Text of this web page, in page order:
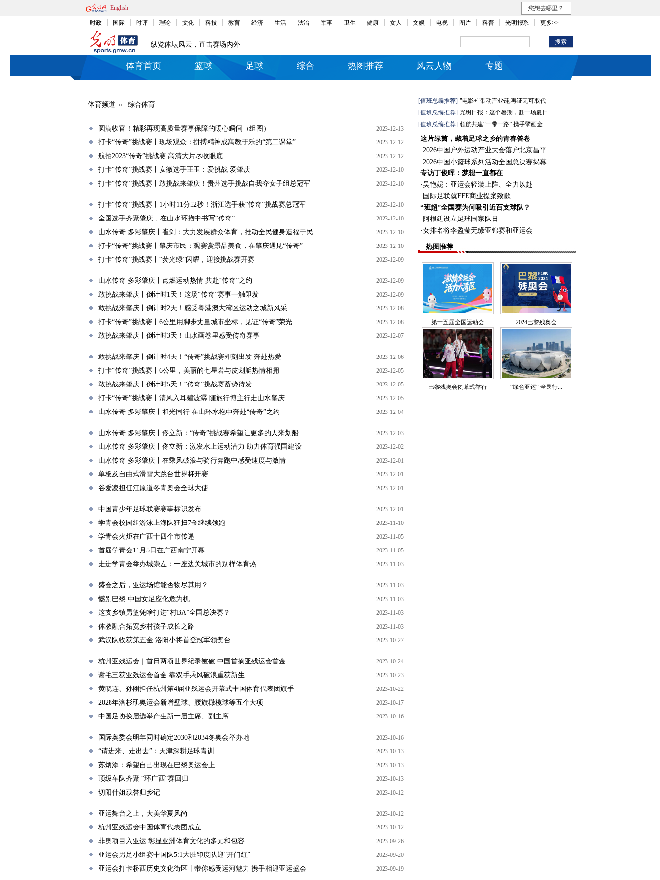
English 您想去哪里？
时政 国际 时评 理论 文化 科技 教育 经济 生活 法治 军事 卫生 健康 女人 文娱 电视 图片 科普 光明报系 更多>>
纵览体坛风云，直击赛场内外
体育首页 篮球 足球 综合 热图推荐 风云人物 专题
体育频道 » 综合体育
圆满收官！精彩再现高质量赛事保障的暖心瞬间（组图） 2023-12-13
打卡“传奇”挑战赛丨现场观众：拼搏精神成寓教于乐的“第二课堂” 2023-12-12
航拍2023“传奇”挑战赛 高清大片尽收眼底 2023-12-12
打卡“传奇”挑战赛丨安徽选手王玉：爱挑战 爱肇庆 2023-12-10
打卡“传奇”挑战赛丨敢挑战来肇庆！贵州选手挑战自我夺女子组总冠军 2023-12-10
打卡“传奇”挑战赛丨1小时11分52秒！浙江选手获“传奇”挑战赛总冠军 2023-12-10
全国选手齐聚肇庆，在山水环抱中书写“传奇” 2023-12-10
山水传奇 多彩肇庆丨崔剑：大力发展群众体育，推动全民健身造福于民 2023-12-10
打卡“传奇”挑战赛丨肇庆市民：观赛赏景品美食，在肇庆遇见“传奇” 2023-12-10
打卡“传奇”挑战赛丨“荧光绿”闪耀，迎接挑战赛开赛 2023-12-09
山水传奇 多彩肇庆丨点燃运动热情 共赴“传奇”之约 2023-12-09
敢挑战来肇庆丨倒计时1天！这场“传奇”赛事一触即发 2023-12-09
敢挑战来肇庆丨倒计时2天！感受粤港澳大湾区运动之城新风采 2023-12-08
打卡“传奇”挑战赛丨6公里用脚步丈量城市坐标，见证“传奇”荣光 2023-12-08
敢挑战来肇庆丨倒计时3天！山水画卷里感受传奇赛事 2023-12-07
敢挑战来肇庆丨倒计时4天！“传奇”挑战赛即刻出发 奔赴热爱 2023-12-06
打卡“传奇”挑战赛丨6公里，美丽的七星岩与皮划艇热情相拥 2023-12-05
敢挑战来肇庆丨倒计时5天！“传奇”挑战赛蓄势待发 2023-12-05
打卡“传奇”挑战赛丨清风入耳碧波潺 随旅行博主行走山水肇庆 2023-12-05
山水传奇 多彩肇庆丨和光同行 在山环水抱中奔赴“传奇”之约 2023-12-04
山水传奇 多彩肇庆丨佟立新：“传奇”挑战赛希望让更多的人来划船 2023-12-03
山水传奇 多彩肇庆丨佟立新：激发水上运动潜力 助力体育强国建设 2023-12-02
山水传奇 多彩肇庆丨在乘风破浪与骑行奔跑中感受速度与激情 2023-12-01
单板及自由式滑雪大跳台世界杯开赛 2023-12-01
谷爱凌担任江原道冬青奥会全球大使 2023-12-01
中国青少年足球联赛赛事标识发布 2023-12-01
学青会校园组游泳上海队狂扫7金继续领跑 2023-11-10
学青会火炬在广西十四个市传递 2023-11-05
首届学青会11月5日在广西南宁开幕 2023-11-05
走进学青会举办城崇左：一座边关城市的别样体育热 2023-11-03
盛会之后，亚运场馆能否物尽其用？ 2023-11-03
憾别巴黎 中国女足应化危为机 2023-11-03
这支乡镇男篮凭啥打进“村BA”全国总决赛？ 2023-11-03
体教融合拓宽乡村孩子成长之路 2023-11-03
武汉队收获第五金 洛阳小将首登冠军领奖台 2023-10-27
杭州亚残运会｜首日两项世界纪录被破 中国首摘亚残运会首金 2023-10-24
谢毛三获亚残运会首金 靠双手乘风破浪重获新生 2023-10-23
黄晓连、孙刚担任杭州第4届亚残运会开幕式中国体育代表团旗手 2023-10-22
2028年洛杉矶奥运会新增壁球、腰旗橄榄球等五个大项 2023-10-17
中国足协换届选举产生新一届主席、副主席 2023-10-16
国际奥委会明年同时确定2030和2034冬奥会举办地 2023-10-16
“请进来、走出去”：天津深耕足球青训 2023-10-13
苏炳添：希望自己出现在巴黎奥运会上 2023-10-13
顶级车队齐聚 “环广西”赛回归 2023-10-13
切阳什姐载誉归乡记 2023-10-12
亚运舞台之上，大美华夏风尚 2023-10-12
杭州亚残运会中国体育代表团成立 2023-10-12
非奥项目入亚运 彰显亚洲体育文化的多元和包容 2023-09-26
亚运会男足小组赛中国队5:1大胜印度队迎“开门红” 2023-09-20
亚运会打卡桥西历史文化街区丨带你感受运河魅力 携手相迎亚运盛会 2023-09-19
[值班总编推荐] "电影+"带动产业链,再证无可取代
[值班总编推荐] 光明日报：这个暑期，赴一场夏日 ...
[值班总编推荐] 领航共建“一带一路” 携手擘画金...
这片绿茵，藏着足球之乡的青春答卷
·2026中国户外运动产业大会落户北京昌平
·2026中国小篮球系列活动全国总决赛揭幕
专访丁俊晖：梦想一直都在
·吴艳妮：亚运会轻装上阵、全力以赴
· 国际足联就FFE商业提案致歉
“班超”全国赛为何吸引近百支球队？
· 阿根廷设立足球国家队日
·女排名将李盈莹无缘亚锦赛和亚运会
热图推荐
第十五届全国运动会 2024巴黎残奥会
巴黎残奥会闭幕式举行 “绿色亚运” 全民行...